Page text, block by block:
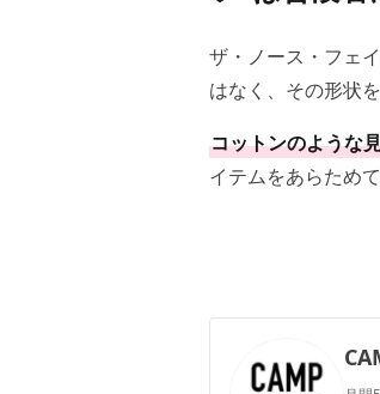
ザ・ノース・フェ
はなく、その形状
コットンのような
イテムをあらため